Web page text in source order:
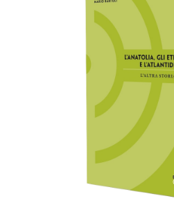
AGGIUNGI AL CARRELLO